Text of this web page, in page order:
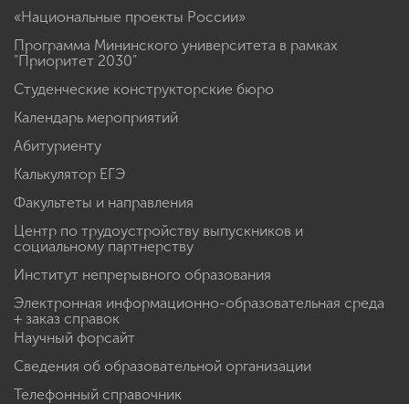
«Национальные проекты России»
Программа Мининского университета в рамках
"Приоритет 2030"
Студенческие конструкторские бюро
Календарь мероприятий
Абитуриенту
Калькулятор ЕГЭ
Факультеты и направления
Центр по трудоустройству выпускников и
социальному партнерству
Институт непрерывного образования
Электронная информационно-образовательная среда
+ заказ справок
Научный форсайт
Сведения об образовательной организации
Телефонный справочник